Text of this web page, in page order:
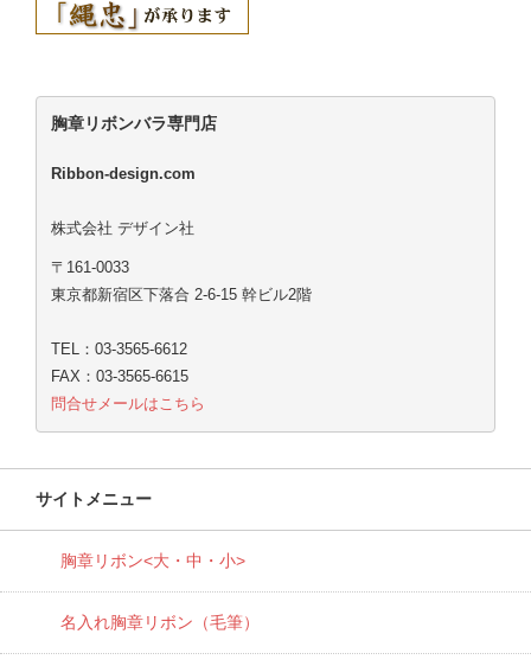
胸章リボンバラ専門店
Ribbon-design.com
株式会社 デザイン社
〒161-0033
東京都新宿区下落合 2-6-15 幹ビル2階
TEL：03-3565-6612
FAX：03-3565-6615
問合せメールはこちら
サイトメニュー
胸章リボン<大・中・小>
名入れ胸章リボン（毛筆）